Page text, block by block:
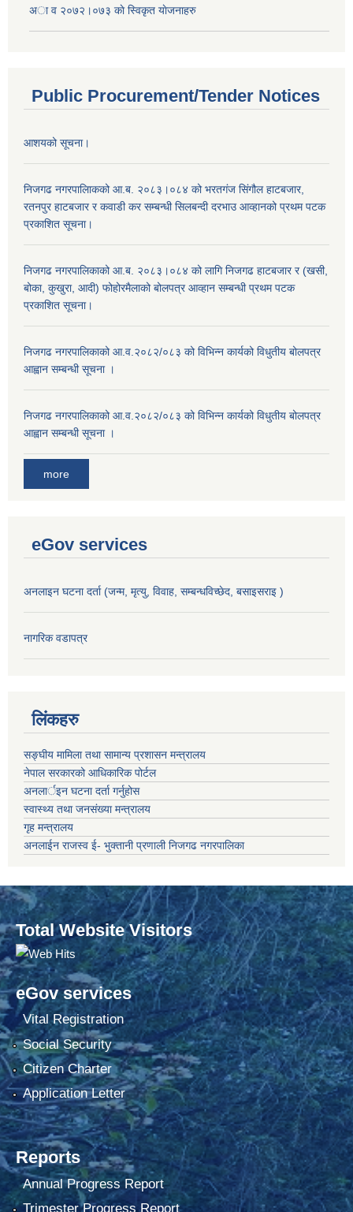
अा व २०७२।०७३ काे स्विकृत याेजनाहरु
Public Procurement/Tender Notices
आशयको सूचना।
निजगढ नगरपालिाकको आ.ब. २०८३।०८४ को भरतगंज सिंगौल हाटबजार,
रतनपुर हाटबजार र कवाडी कर सम्बन्धी सिलबन्दी दरभाउ आव्हानको प्रथम पटक
प्रकाशित सूचना।
निजगढ नगरपालिकाको आ.ब. २०८३।०८४ को लागि निजगढ हाटबजार र (खसी,
बोका, कुखुरा, आदी) फोहोरमैलाको बोलपत्र आव्हान सम्बन्धी प्रथम पटक
प्रकाशित सूचना।
निजगढ नगरपालिकाको आ.व.२०८२/०८३ को विभिन्न कार्यको विधुतीय बोलपत्र
आह्वान सम्बन्धी सूचना ।
निजगढ नगरपालिकाको आ.व.२०८२/०८३ को विभिन्न कार्यको विधुतीय बोलपत्र
आह्वान सम्बन्धी सूचना ।
more
eGov services
अनलाइन घटना दर्ता (जन्म, मृत्यु, विवाह, सम्बन्धविच्छेद, बसाइसराइ )
नागरिक वडापत्र
लिंकहरु
सङ्‍घीय मामिला तथा सामान्य प्रशासन मन्त्रालय
नेपाल सरकारको आधिकारिक पोर्टल
अनलार्इन घटना दर्ता गर्नुहोस
स्वास्थ्य तथा जनसंख्या मन्त्रालय
गृह मन्त्रालय
अनलाईन राजस्व ई- भुक्तानी प्रणाली निजगढ नगरपालिका
Total Website Visitors
eGov services
Vital Registration
Social Security
Citizen Charter
Application Letter
Reports
Annual Progress Report
Trimester Progress Report